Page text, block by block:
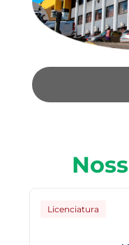
Licenciatura